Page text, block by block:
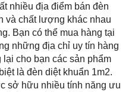
nhiều địa điểm bán đèn
và chất lượng khác nhau
Bạn có thể mua hàng tại
những địa chỉ uy tín hàng
cho bạn các sản phẩm
là đèn diệt khuẩn 1m2.
sở hữu nhiều tính năng ưu